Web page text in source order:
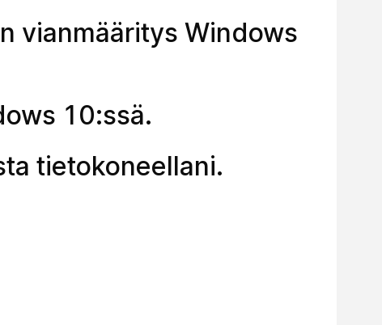
vianmääritys Windows
10:ssä.
tietokoneellani.